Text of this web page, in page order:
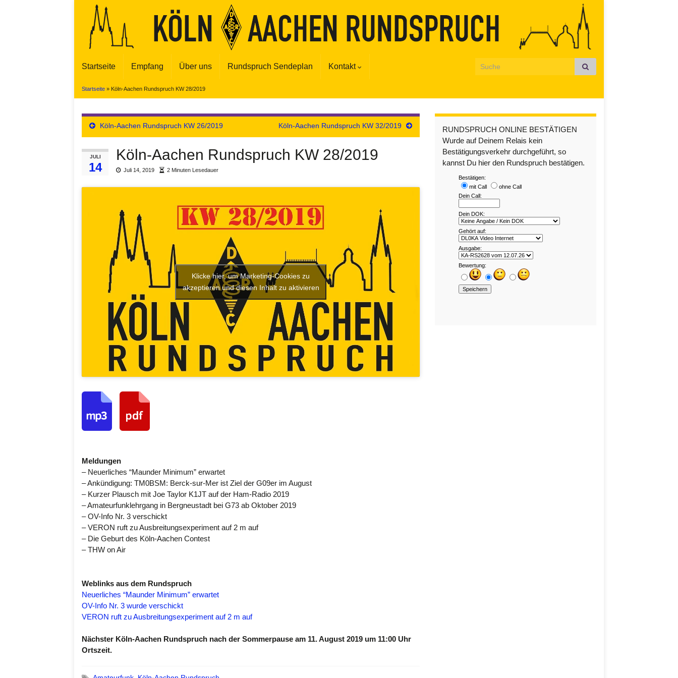
Startseite Empfang Über uns Rundspruch Sendeplan Kontakt Search for:
Startseite » Köln-Aachen Rundspruch KW 28/2019
Köln-Aachen Rundspruch KW 26/2019 Köln-Aachen Rundspruch KW 32/2019
JULI
14
Köln-Aachen Rundspruch KW 28/2019
Juli 14, 2019 2 Minuten Lesedauer
Klicke hier, um Marketing-Cookies zu
akzeptieren und diesen Inhalt zu aktivieren
Meldungen
– Neuerliches “Maunder Minimum” erwartet
– Ankündigung: TM0BSM: Berck-sur-Mer ist Ziel der G09er im August
– Kurzer Plausch mit Joe Taylor K1JT auf der Ham-Radio 2019
– Amateurfunklehrgang in Bergneustadt bei G73 ab Oktober 2019
– OV-Info Nr. 3 verschickt
– VERON ruft zu Ausbreitungsexperiment auf 2 m auf
– Die Geburt des Köln-Aachen Contest
– THW on Air
Weblinks aus dem Rundspruch
Neuerliches “Maunder Minimum” erwartet
OV-Info Nr. 3 wurde verschickt
VERON ruft zu Ausbreitungsexperiment auf 2 m auf
Nächster Köln-Aachen Rundspruch nach der Sommerpause am 11. August 2019 um 11:00 Uhr
Ortszeit.
RUNDSPRUCH ONLINE BESTÄTIGEN
Wurde auf Deinem Relais kein
Bestätigungsverkehr durchgeführt, so
kannst Du hier den Rundspruch bestätigen.